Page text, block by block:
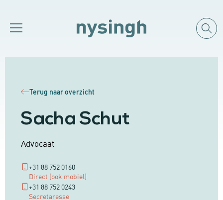
Terug naar overzicht
Sacha Schut
Advocaat
+31 88 752 0160
Direct (ook mobiel)
+31 88 752 0243
Secretaresse